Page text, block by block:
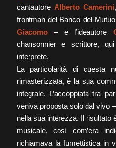
cantautore Alberto Camerini
frontman del Banco del
Giacomo– e l’ideautore
chansonnier e scrittore,
interprete.
La particolarità di questa
rimasterizzata, è la sua
integrale. L’accoppiata tra
veniva proposta solo dal vivo
nella sua interezza. Il risultato
musicale, così com’era
richiamava la fumettistica in